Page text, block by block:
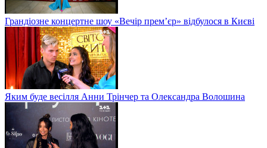
Грандіозне концертне шоу «Вечір прем’єр» відбулося в Києві
Яким буде весілля Анни Трінчер та Олександра Волошина